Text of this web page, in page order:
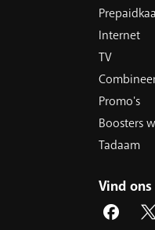
Internet
TV
Promo's
Boosters
Tadaam
Vind